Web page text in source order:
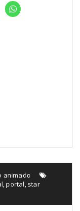
animado
,portal, star